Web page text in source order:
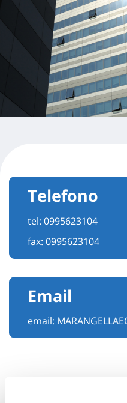
Telefono
tel: 0995623104
fax: 0995623104
Email
email: